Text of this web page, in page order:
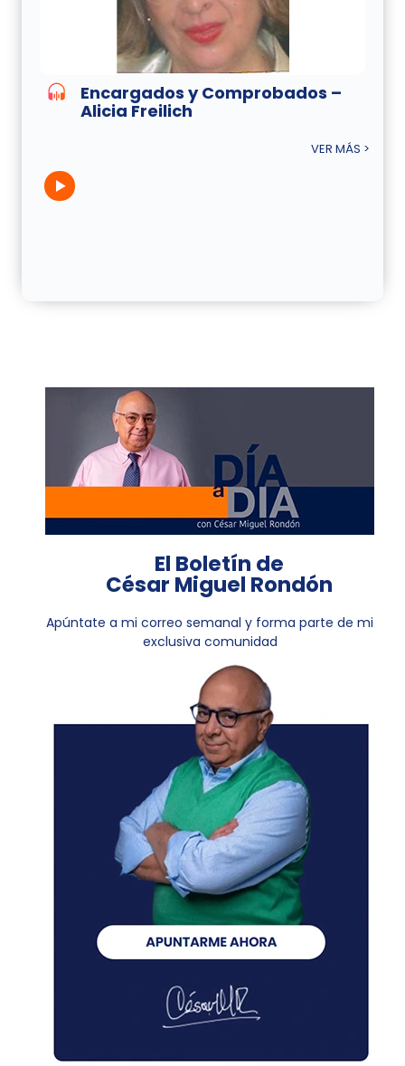
Encargados y Comprobados –
Alicia Freilich
VER MÁS >
El Boletín de
César Miguel Rondón
Apúntate a mi correo semanal y forma parte de mi
exclusiva comunidad